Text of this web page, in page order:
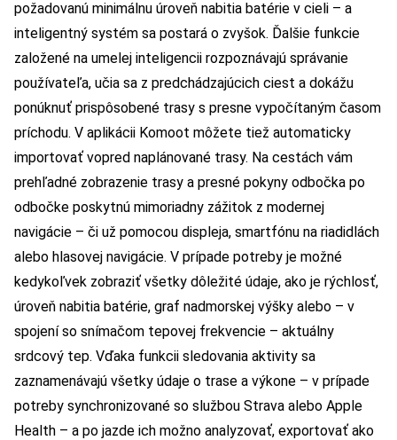
požadovanú minimálnu úroveň nabitia batérie v cieli – a
inteligentný systém sa postará o zvyšok. Ďalšie funkcie
založené na umelej inteligencii rozpoznávajú správanie
používateľa, učia sa z predchádzajúcich ciest a dokážu
ponúknuť prispôsobené trasy s presne vypočítaným časom
príchodu. V aplikácii Komoot môžete tiež automaticky
importovať vopred naplánované trasy. Na cestách vám
prehľadné zobrazenie trasy a presné pokyny odbočka po
odbočke poskytnú mimoriadny zážitok z modernej
navigácie – či už pomocou displeja, smartfónu na riadidlách
alebo hlasovej navigácie. V prípade potreby je možné
kedykoľvek zobraziť všetky dôležité údaje, ako je rýchlosť,
úroveň nabitia batérie, graf nadmorskej výšky alebo – v
spojení so snímačom tepovej frekvencie – aktuálny
srdcový tep. Vďaka funkcii sledovania aktivity sa
zaznamenávajú všetky údaje o trase a výkone – v prípade
potreby synchronizované so službou Strava alebo Apple
Health – a po jazde ich možno analyzovať, exportovať ako